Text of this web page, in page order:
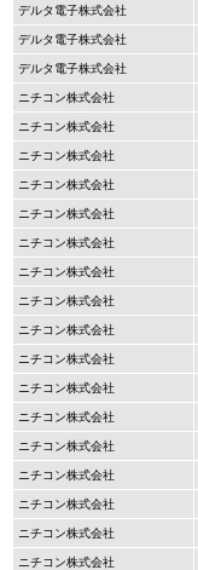
デルタ電子株式会社
デルタ電子株式会社
デルタ電子株式会社
ニチコン株式会社
ニチコン株式会社
ニチコン株式会社
ニチコン株式会社
ニチコン株式会社
ニチコン株式会社
ニチコン株式会社
ニチコン株式会社
ニチコン株式会社
ニチコン株式会社
ニチコン株式会社
ニチコン株式会社
ニチコン株式会社
ニチコン株式会社
ニチコン株式会社
ニチコン株式会社
ニチコン株式会社